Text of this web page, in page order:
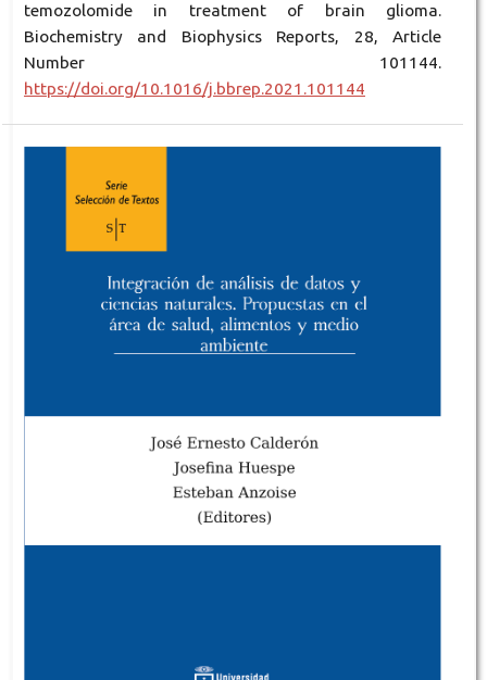
temozolomide in treatment of brain glioma.
Biochemistry and Biophysics Reports, 28, Article
Number 101144.
https://doi.org/10.1016/j.bbrep.2021.101144